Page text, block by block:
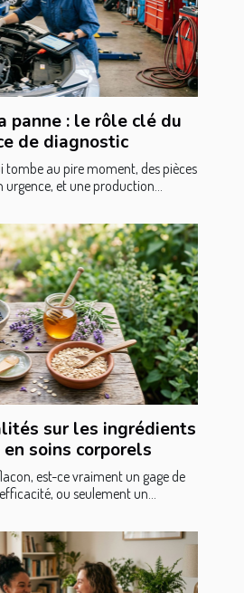
panne : le rôle clé du
de diagnostic
tombe au pire moment, des pièces
urgence, et une production...
sur les ingrédients
soins corporels
est-ce vraiment un gage de
ou seulement un...